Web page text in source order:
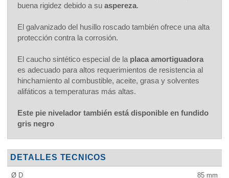
buena rigidez debido a su aspereza.
El galvanizado del husillo roscado también ofrece una alta
protección contra la corrosión.
El caucho sintético especial de la placa amortiguadora
es adecuado para altos requerimientos de resistencia al
hinchamiento al combustible, aceite, grasa y solventes
alifáticos a temperaturas más altas.
Este pie nivelador también está disponible en fundido
gris negro
DETALLES TECNICOS
Ø D 85 mm